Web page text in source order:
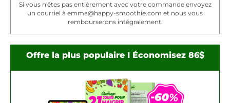
Si vous n'êtes pas entièrement avec votre commande envoyez
un courriel à emma@happy-smoothie.com et nous vous
rembourserons intégralement.
Offre la plus populaire I Économisez 86$